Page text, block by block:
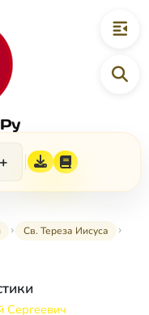
+
Св. Тереза Иисуса
Сергеевич